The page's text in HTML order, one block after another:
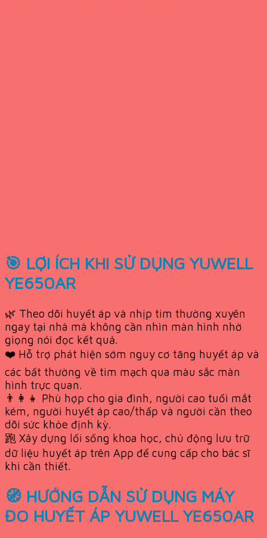
🎯 LỢI ÍCH KHI SỬ DỤNG YUWELL
YE650AR
🌿 Theo dõi huyết áp và nhịp tim thường xuyên
ngay tại nhà mà không cần nhìn màn hình nhờ
giọng nói đọc kết quả.
❤️ Hỗ trợ phát hiện sớm nguy cơ tăng huyết áp và
các bất thường về tim mạch qua màu sắc màn
hình trực quan.
👨‍👩‍👧 Phù hợp cho gia đình, người cao tuổi mắt
kém, người huyết áp cao/thấp và người cần theo
dõi sức khỏe định kỳ.
跑 Xây dựng lối sống khoa học, chủ động lưu trữ
dữ liệu huyết áp trên App để cung cấp cho bác sĩ
khi cần thiết.
🧭 HƯỚNG DẪN SỬ DỤNG MÁY
ĐO HUYẾT ÁP YUWELL YE650AR